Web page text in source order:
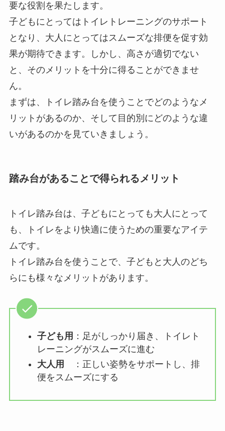
要な役割を果たします。
子どもにとってはトイレトレーニングのサポート
となり、大人にとってはスムーズな排便を促す効
果が期待できます。しかし、高さが適切でない
と、そのメリットを十分に得ることができませ
ん。
まずは、トイレ踏み台を使うことでどのようなメ
リットがあるのか、そして目的別にどのような違
いがあるのかを見ていきましょう。
踏み台があることで得られるメリット
トイレ踏み台は、子どもにとっても大人にとって
も、トイレをより快適に使うための重要なアイテ
ムです。
トイレ踏み台を使うことで、子どもと大人のどち
らにも様々なメリットがあります。
子ども用 ：足がしっかり届き、トイレト
レーニングがスムーズに進む
大人用
：正しい姿勢をサポートし、排
便をスムーズにする